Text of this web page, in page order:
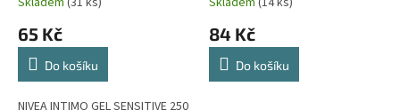
65 Kč
Do košíku
NIVEA INTIMO GEL SENSITIVE 250
84 Kč
Do košíku